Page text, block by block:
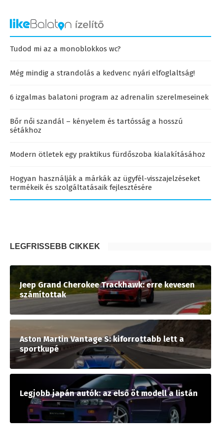
Tudod mi az a monoblokkos wc?
Még mindig a strandolás a kedvenc nyári elfoglaltság!
6 izgalmas balatoni program az adrenalin szerelmeseinek
Bőr női szandál – kényelem és tartósság a hosszú
sétákhoz
Modern ötletek egy praktikus fürdőszoba kialakításához
Hogyan használják a márkák az ügyfél-visszajelzéseket
termékeik és szolgáltatásaik fejlesztésére
LEGFRISSEBB CIKKEK
Jeep Grand Cherokee Trackhawk: erre kevesen
számítottak
Aston Martin Vantage S: kiforrottabb lett a
sportkupé
Legjobb japán autók: az első öt modell a listán